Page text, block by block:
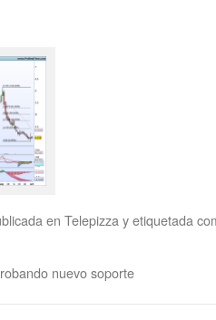
en Telepizzay etiquetada
nuevo soporte